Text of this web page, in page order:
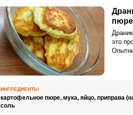
пюре
это
ИНГРЕДИЕНТЫ
картофельное пюре, мука, яйцо, приправа
соль